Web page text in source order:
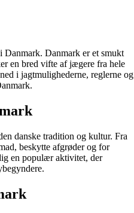
Danmark er et smukt
en bred vifte af jægere fra hele
i jagtmulighederne, reglerne og
danske tradition og kultur. Fra
beskytte afgrøder og for
en populær aktivitet, der